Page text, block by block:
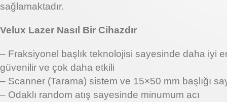
sağlamaktadır.
Velux Lazer Nasıl Bir Cihazdır
– Fraksiyonel başlık teknolojisi sayesinde daha iyi
güvenilir ve çok daha etkili
– Scanner (Tarama) sistem ve 15×50 mm başlığı
– Odaklı random atış sayesinde minumum acı